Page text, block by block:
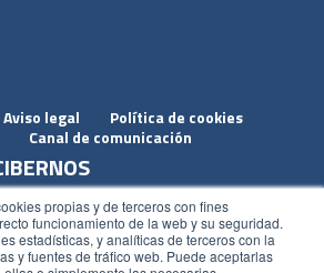
propias y de terceros con fines
funcionamiento de la web y su seguridad.
estadísticas, y analíticas de terceros con la
y fuentes de tráfico web. Puede aceptarlas
Aviso legal
Política de cookies
Canal de comunicación